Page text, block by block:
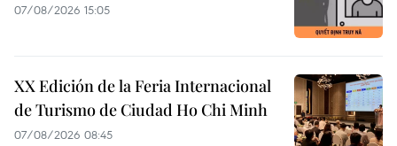
07/08/2026 15:05
XX Edición de la Feria Internacional
de Turismo de Ciudad Ho Chi Minh
07/08/2026 08:45